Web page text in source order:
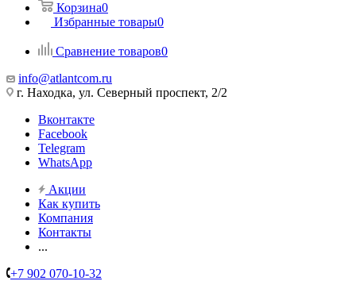
Корзина0
Избранные товары0
Сравнение товаров0
info@atlantcom.ru
г. Находка, ул. Северный проспект, 2/2
Вконтакте
Facebook
Telegram
WhatsApp
Акции
Как купить
Компания
Контакты
...
+7 902 070-10-32